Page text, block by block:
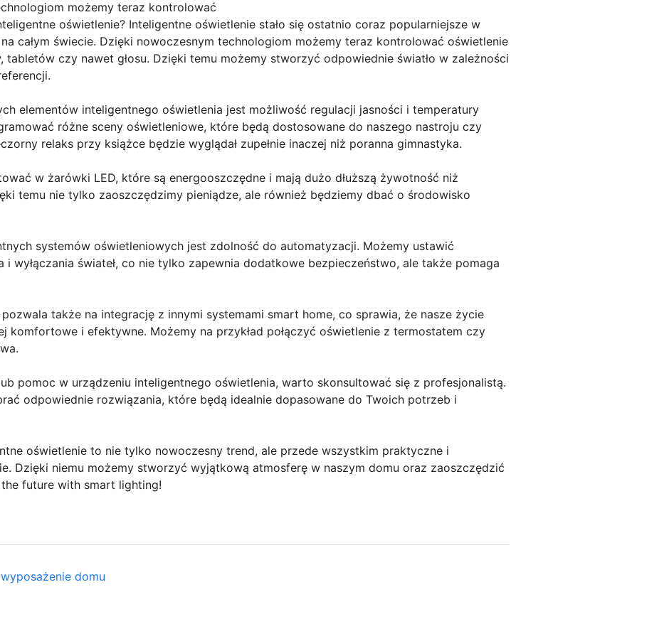
możemy teraz kontrolować
oświetlenie? Inteligentne oświetlenie stało się ostatnio coraz popularniejsze w
całym świecie. Dzięki nowoczesnym technologiom możemy teraz kontrolować oświetlenie
tabletów czy nawet głosu. Dzięki temu możemy stworzyć odpowiednie światło w zależności
elementów inteligentnego oświetlenia jest możliwość regulacji jasności i temperatury
różne sceny oświetleniowe, które będą dostosowane do naszego nastroju czy
relaks przy książce będzie wyglądał zupełnie inaczej niż poranna gimnastyka.
w żarówki LED, które są energooszczędne i mają dużo dłuższą żywotność niż
temu nie tylko zaoszczędzimy pieniądze, ale również będziemy dbać o środowisko
systemów oświetleniowych jest zdolność do automatyzacji. Możemy ustawić
i wyłączania świateł, co nie tylko zapewnia dodatkowe bezpieczeństwo, ale także pomaga
także na integrację z innymi systemami smart home, co sprawia, że nasze życie
komfortowe i efektywne. Możemy na przykład połączyć oświetlenie z termostatem czy
pomoc w urządzeniu inteligentnego oświetlenia, warto skonsultować się z profesjonalistą.
odpowiednie rozwiązania, które będą idealnie dopasowane do Twoich potrzeb i
oświetlenie to nie tylko nowoczesny trend, ale przede wszystkim praktyczne i
Dzięki niemu możemy stworzyć wyjątkową atmosferę w naszym domu oraz zaoszczędzić
future with smart lighting!
domu